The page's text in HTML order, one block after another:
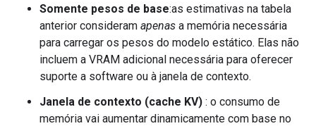
Somente pesos de base:as estimativas na tabela
anterior consideram apenas a memória necessária
para carregar os pesos do modelo estático. Elas não
incluem a VRAM adicional necessária para oferecer
suporte a software ou à janela de contexto.
Janela de contexto (cache KV) : o consumo de
memória vai aumentar dinamicamente com base no